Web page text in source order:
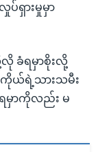
ရှားမှုမှာ
ခံရမှာစိုးလို့
ယ်ရဲ့သားသမီး
မှာကိုလည်း မ